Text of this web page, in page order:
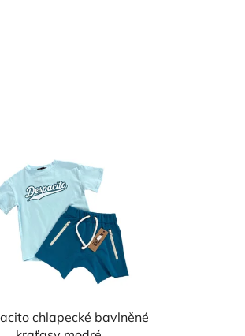
chlapecké bavlněné